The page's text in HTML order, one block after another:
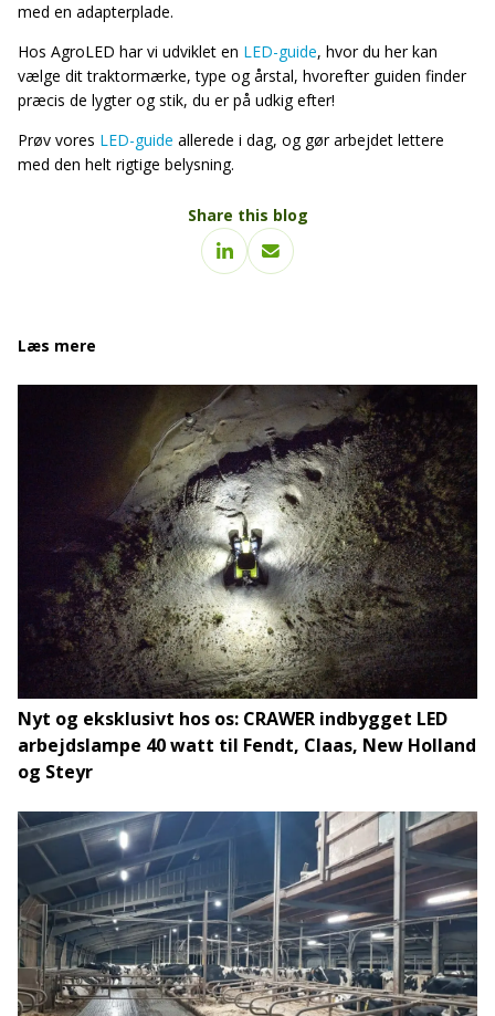
med en adapterplade.
Hos AgroLED har vi udviklet en LED-guide, hvor du her kan
vælge dit traktormærke, type og årstal, hvorefter guiden finder
præcis de lygter og stik, du er på udkig efter!
Prøv vores LED-guide allerede i dag, og gør arbejdet lettere
med den helt rigtige belysning.
Share this blog
Læs mere
Nyt og eksklusivt hos os: CRAWER indbygget LED
arbejdslampe 40 watt til Fendt, Claas, New Holland
og Steyr